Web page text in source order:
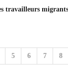
travailleurs
5 6 7 8